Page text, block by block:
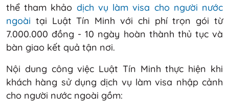
thể tham khảo dịch vụ làm visa cho người nước
ngoài tại Luật Tín Minh với chi phí trọn gói từ
7.000.000 đồng - 10 ngày hoàn thành thủ tục và
bàn giao kết quả tận nơi.
Nội dung công việc Luật Tín Minh thực hiện khi
khách hàng sử dụng dịch vụ làm visa nhập cảnh
cho người nước ngoài gồm: